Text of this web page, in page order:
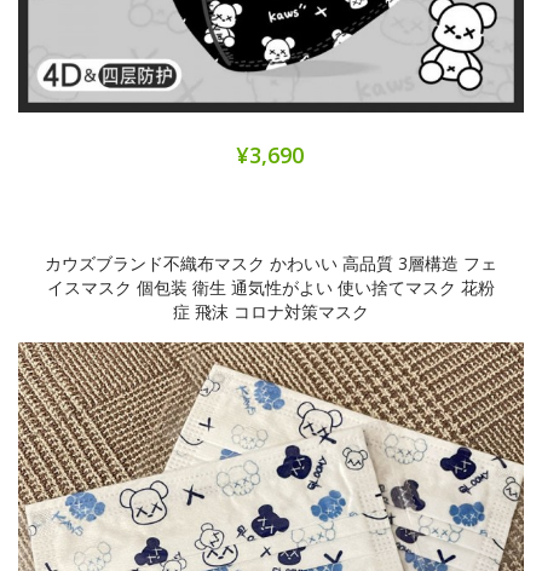
¥3,690
カウズブランド不織布マスク かわいい 高品質 3層構造 フェ
イスマスク 個包装 衛生 通気性がよい 使い捨てマスク 花粉
症 飛沫 コロナ対策マスク